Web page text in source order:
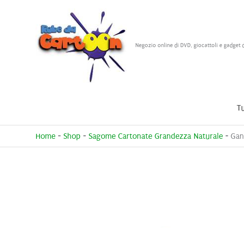
Negozio online di DVD, giocattoli e gadget
Home - Shop - Sagome Cartonate Grandezza Naturale -